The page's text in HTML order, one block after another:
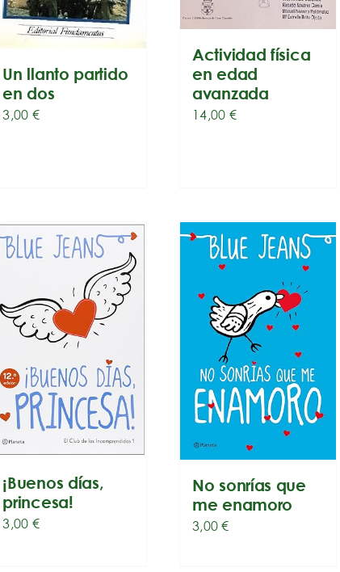
Un llanto partido
en dos
3,00 €
Actividad física
en edad
avanzada
14,00 €
¡Buenos días,
princesa!
3,00 €
No sonrías que
me enamoro
3,00€